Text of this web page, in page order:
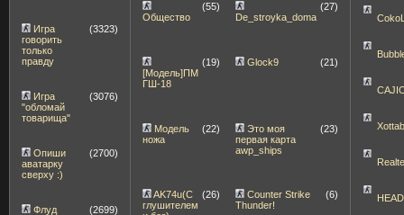
Игра
говорить
только
правду
(3323)
Игра
"обломай
товарища"
(3076)
Опиши
аватарку
сверху :)
(2700)
Флуд
(2699)
Общество
(55)
De_stroyka_doma
(27)
[Модель]ПМ
ГШ-18
(19) Glock9 (21)
Модель
ножа
(22)
Это моя
первая карта
awp_ships
(23)
AK74u(С
глушителем
(26)
Counter Strike
Thunder!
(6)